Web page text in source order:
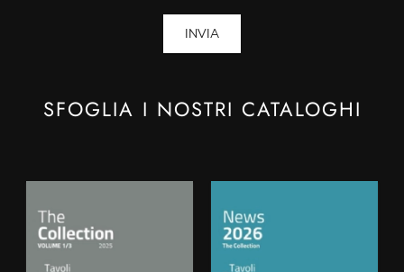
SFOGLIA I NOSTRI CATALOGHI
INVIA